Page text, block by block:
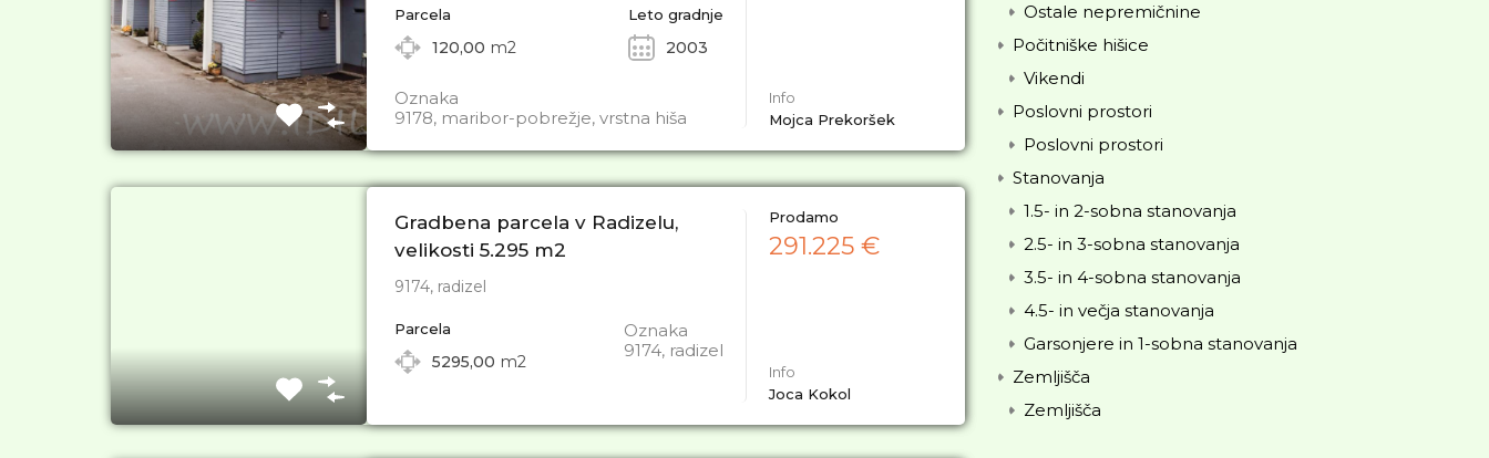
Parcela
120,00 m2
Leto gradnje
2003
Oznaka
9178, maribor-pobrežje, vrstna hiša
Info
Mojca Prekoršek
Gradbena parcela v Radizelu,
velikosti 5.295 m2
9174, radizel
Parcela
5295,00 m2
Oznaka
9174, radizel
Prodamo
291.225 €
Info
Joca Kokol
Ostale nepremičnine
Počitniške hišice
Vikendi
Poslovni prostori
Poslovni prostori
Stanovanja
1.5- in 2-sobna stanovanja
2.5- in 3-sobna stanovanja
3.5- in 4-sobna stanovanja
4.5- in večja stanovanja
Garsonjere in 1-sobna stanovanja
Zemljišča
Zemljišča